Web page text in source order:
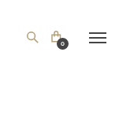
0